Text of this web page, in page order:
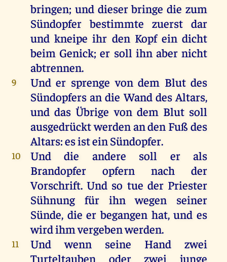
bringen; und dieser bringe die zum
Sündopfer bestimmte zuerst dar
undkneipeihr den Kopf eindicht
beim Genick;er soll ihn aber nicht
abtrennen.
9 Und er sprenge von dem Blut des
Sündopfers an die Wand des Altars,
und das Übrige von dem Blut soll
ausgedrücktwerdenanden Fuß des
Altars:esisteinSündopfer.
10 Und die andere soll er
als
Brandopfer
opfern nach
der
Vorschrift.Und so tue der Priester
Sühnung für ihn wegen
seiner
Sünde, die er begangen hat,und es
wirdihmvergebenwerden.
11 Und wenn seine Hand
zwei
Turteltauben
oder zwei
junge